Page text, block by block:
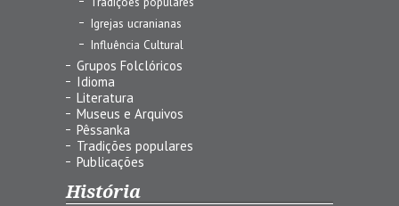
Igrejas ucranianas
Influência Cultural
Grupos Folclóricos
Idioma
Literatura
Museus e Arquivos
Pêssanka
Tradições populares
Publicações
História